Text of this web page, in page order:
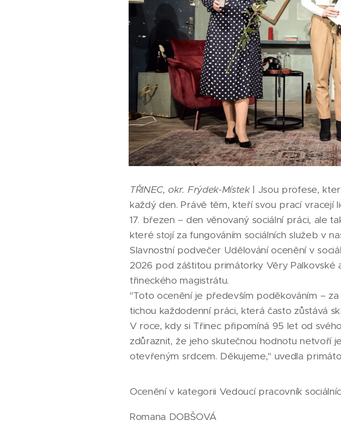
TŘINEC, okr. Frýdek-Místek| Jsou profese,
každý den. Právě těm, kteří svou prací vracejí
17. březen – den věnovaný sociální práci, ale
které stojí za fungováním sociálních služeb v
Slavnostní podvečer Udělování ocenění v
2026 pod záštitou primátorky Věry Palkovské
třineckého magistrátu.
"Toto ocenění je především poděkováním –
tichou každodenní práci, která často zůstává
V roce, kdy si Třinec připomíná 95 let od
zdůraznit, že jeho skutečnou hodnotu netvoří
otevřeným srdcem. Děkujeme," uvedla
Ocenění v kategorii Vedoucí pracovník
Romana DOBŠOVÁ